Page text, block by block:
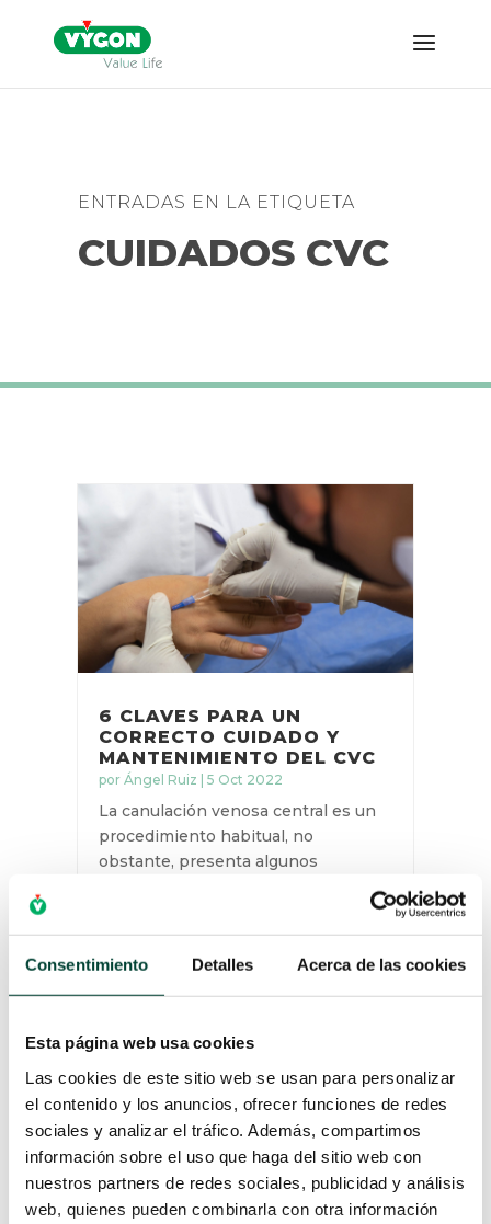
Consentimiento Detalles Acerca de las cookies
Esta página web usa cookies
Las cookies de este sitio web se usan para personalizar
el contenido y los anuncios, ofrecer funciones de redes
sociales y analizar el tráfico. Además, compartimos
información sobre el uso que haga del sitio web con
nuestros partners de redes sociales, publicidad y análisis
web, quienes pueden combinarla con otra información
ENTRADAS EN LA ETIQUETA
CUIDADOS CVC
6 CLAVES PARA UN
CORRECTO CUIDADO Y
MANTENIMIENTO DEL CVC
por Ángel Ruiz 5 Oct 2022
La canulación venosa central es un
procedimiento habitual, no
obstante, presenta algunos
riesgos. Las complicaciones que nos
podemos encontrar son de carácter
mecánico, infeccioso, y trombótico.
Complicaciones mecánicas depende
en gran medida del operador y la
de la inserción del catéter. Con
respecto a las complicaciones
infecciosas y trombóticas suelen
ocurrir tras la inserción y es aquí
donde juega un papel fundamental
los cuidados y mantenimientos del
dispositivo.